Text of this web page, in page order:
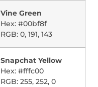
Vine Green
Hex: #00bf8f
RGB: 0, 191, 143
Snapchat Yellow
Hex: #fffc00
RGB: 255, 252, 0